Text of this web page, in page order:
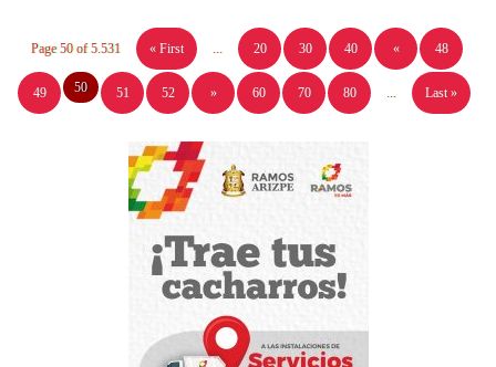
Page 50 of 5.531 « First 20 30 40 « 48
49 50 51 52 » 60 70 80 Last »